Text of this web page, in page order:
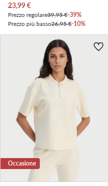
Prezzo attuale
23,99€
Prezzo regolare39,95 €-39%
Prezzo più basso26,95 €-10%
Occasione